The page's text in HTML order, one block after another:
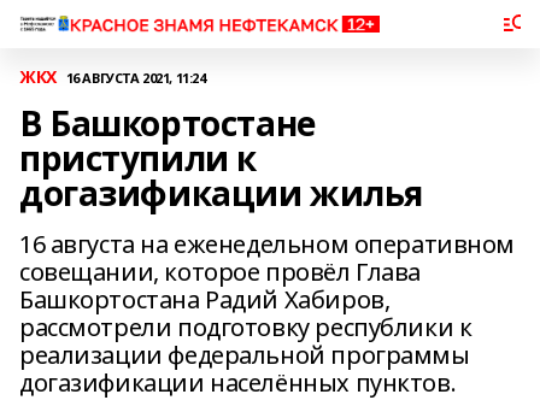
ЖКХ 16 АВГУСТА 2021, 11:24
В Башкортостане
приступили к
догазификации жилья
16 августа на еженедельном оперативном
совещании, которое провёл Глава
Башкортостана Радий Хабиров,
рассмотрели подготовку республики к
реализации федеральной программы
догазификации населённых пунктов.